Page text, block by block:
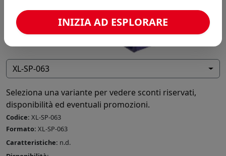
XL-SP-063
Seleziona una variante per vedere sconti riservati,
disponibilità ed eventuali promozioni.
Codice: XL-SP-063
Formato: XL-SP-063
Caratteristiche: n.d.
INIZIA AD ESPLORARE